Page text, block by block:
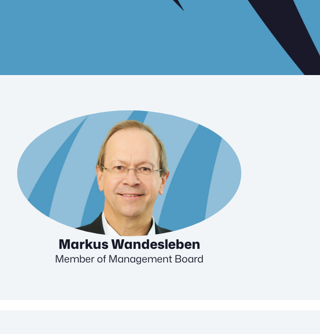
Markus Wandesleben
Member of Management Board